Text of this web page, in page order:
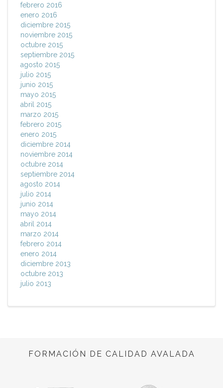
febrero 2016
enero 2016
diciembre 2015
noviembre 2015
octubre 2015
septiembre 2015
agosto 2015
julio 2015
junio 2015
mayo 2015
abril 2015
marzo 2015
febrero 2015
enero 2015
diciembre 2014
noviembre 2014
octubre 2014
septiembre 2014
agosto 2014
julio 2014
junio 2014
mayo 2014
abril 2014
marzo 2014
febrero 2014
enero 2014
diciembre 2013
octubre 2013
julio 2013
FORMACIÓN DE CALIDAD AVALADA